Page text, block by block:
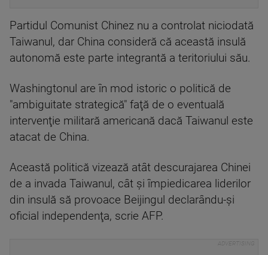
Partidul Comunist Chinez nu a controlat niciodată
Taiwanul, dar China consideră că această insulă
autonomă este parte integrantă a teritoriului său.
Washingtonul are în mod istoric o politică de
"ambiguitate strategică" faţă de o eventuală
intervenţie militară americană dacă Taiwanul este
atacat de China.
Această politică vizează atât descurajarea Chinei
de a invada Taiwanul, cât şi împiedicarea liderilor
din insulă să provoace Beijingul declarându-şi
oficial independenţa, scrie AFP.